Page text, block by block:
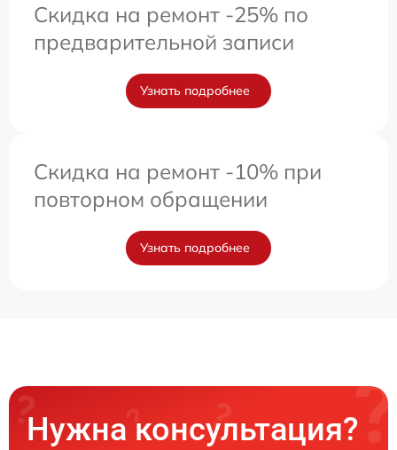
Скидка на ремонт -25% по
предварительной записи
Узнать подробнее
Скидка на ремонт -10% при
повторном обращении
Узнать подробнее
Нужна консультация?